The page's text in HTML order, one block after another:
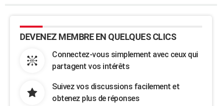
DEVENEZ MEMBRE EN QUELQUES CLICS
Connectez-vous simplement avec ceux qui
partagent vos intérêts
Suivez vos discussions facilement et
obtenez plus de réponses